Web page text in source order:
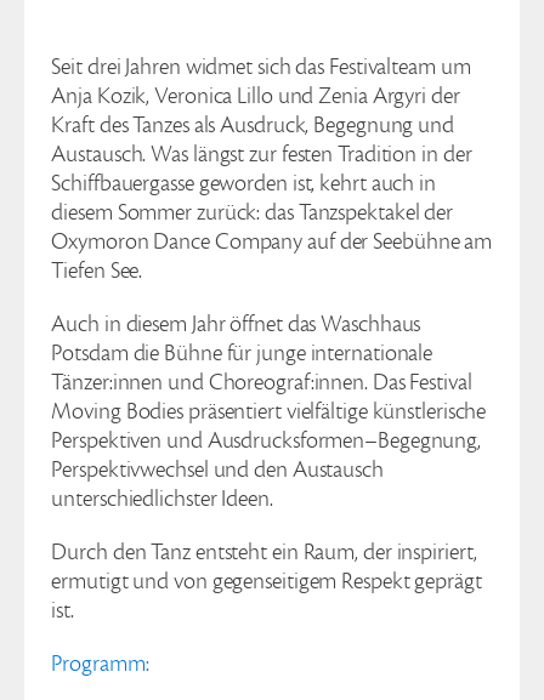
Seit drei Jahren widmet sich das Festivalteam um
Anja Kozik, Veronica Lillo und Zenia Argyri der
Kraft des Tanzes als Ausdruck, Begegnung und
Austausch. Was längst zur festen Tradition in der
Schiffbauergasse geworden ist, kehrt auch in
diesem Sommer zurück: das Tanzspektakel der
Oxymoron Dance Company auf der Seebühne am
Tiefen See.
Auch in diesem Jahr öffnet das Waschhaus
Potsdam die Bühne für junge internationale
Tänzer:innen und Choreograf:innen. Das Festival
Moving Bodies präsentiert vielfältige künstlerische
Perspektiven und Ausdrucksformen–Begegnung,
Perspektivwechsel und den Austausch
unterschiedlichster Ideen.
Durch den Tanz entsteht ein Raum, der inspiriert,
ermutigt und von gegenseitigem Respekt geprägt
ist.
Programm: